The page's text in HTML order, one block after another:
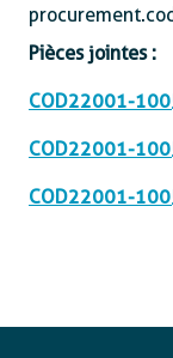
Pièces jointes :
COD22001-
COD22001-
COD22001-